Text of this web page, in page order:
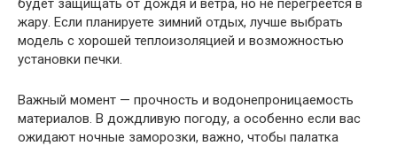
будет защищать от дождя и ветра, но не перегреется в
жару. Если планируете зимний отдых, лучше выбрать
модель с хорошей теплоизоляцией и возможностью
установки печки.
Важный момент — прочность и водонепроницаемость
материалов. В дождливую погоду, а особенно если вас
ожидают ночные заморозки, важно, чтобы палатка